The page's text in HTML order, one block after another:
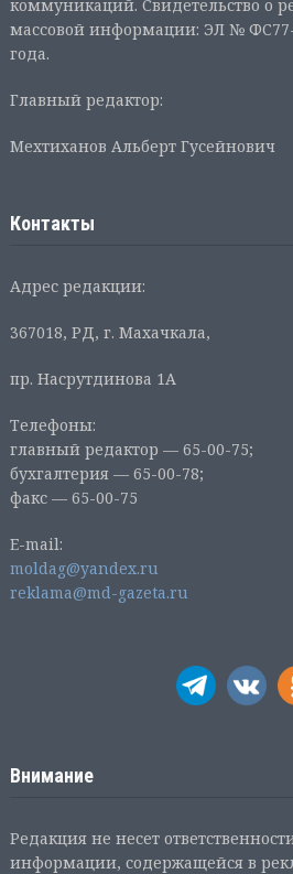
коммуникаций. Свидетельство о
массовой информации: ЭЛ № ФС77-
года.
Главный редактор:
Мехтиханов Альберт Гусейнович
Контакты
Адрес редакции:
367018, РД, г. Махачкала,
пр. Насрутдинова 1А
Телефоны:
главный редактор — 65-00-75;
бухгалтерия — 65-00-78;
факс — 65-00-75
E-mail:
moldag@yandex.ru
reklama@md-gazeta.ru
Внимание
Редакция не несет
информации, содержащейся в